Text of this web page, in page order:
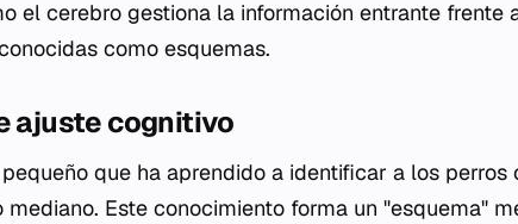
el cerebro gestiona la información entrante frente
como esquemas.
ajuste cognitivo
que ha aprendido a identificar a los perros
Este conocimiento forma un "esquema"